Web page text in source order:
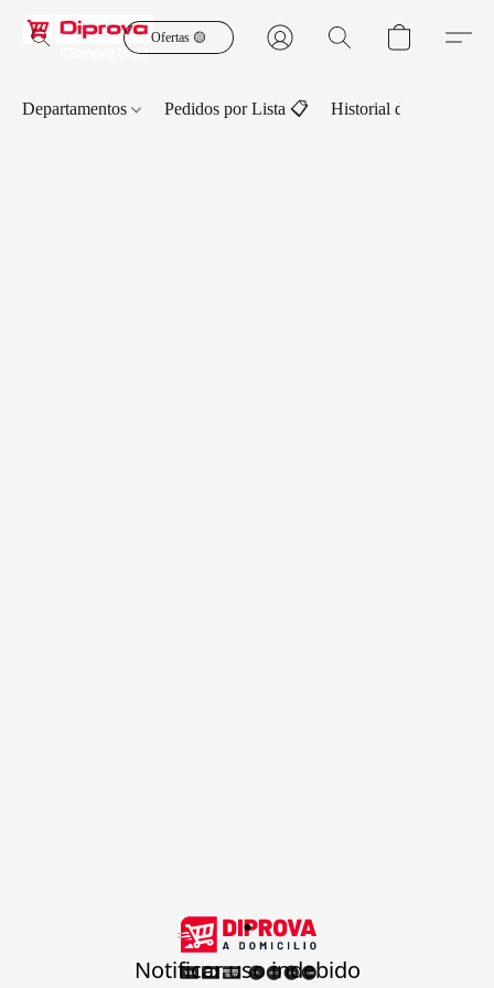
Ofertas 🟡
Departamentos Pedidos por Lista 📋 Historial de Pedidos
.
Notificar uso indebido